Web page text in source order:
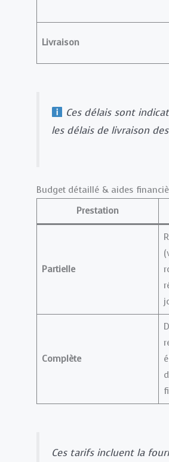
Livraison
Ces délais sont
les délais de livraison
Budget détaillé & aides
Prestation
Partielle
Complète
Ces tarifs incluent la